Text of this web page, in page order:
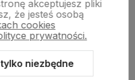
Szablon Shoper Modern 3.0™
akceptujesz pliki
że jesteś osobą
cookies
prywatności.
niezbędne